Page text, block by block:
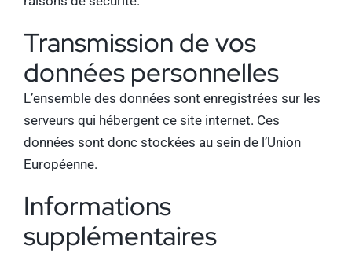
Transmission de vos
données personnelles
L’ensemble des données sont enregistrées sur les
serveurs qui hébergent ce site internet. Ces
données sont donc stockées au sein de l’Union
Européenne.
Informations
supplémentaires